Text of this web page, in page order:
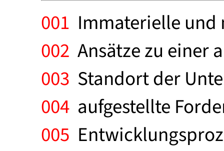
001 Immaterielle
002 Ansätze zu einer
003 Standort der
004 aufgestellte
005